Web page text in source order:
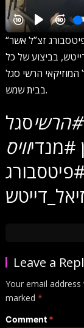
“עד הנה” – השיר הקדוש, לחנו של הרבי מפיטסבורג זצ”ל אשר
בביצוע של כל
המוזיקאי הרשי סגל
בבית שמש.
סגל
#מנדיוויס
Leave a
Your email
marked *
Comment *